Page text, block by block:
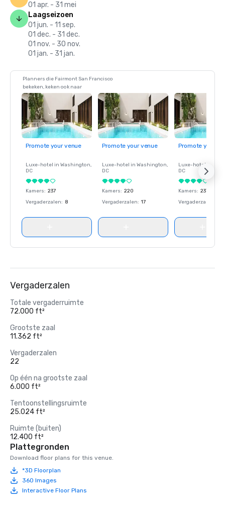
01 apr. - 31 mei
Laagseizoen
01 jun. - 11 sep.
01 dec. - 31 dec.
01 nov. - 30 nov.
01 jan. - 31 jan.
Planners die Fairmont San Francisco
bekeken, keken ook naar
Promote your venue
Luxe-hotel in Washington,
DC
Kamers: 237
Vergaderzalen: 8
Promote your venue
Luxe-hotel in Washington,
DC
Kamers: 220
Vergaderzalen: 17
Promote your
Luxe-hotel in
DC
Kamers: 237
Vergaderzalen
Vergaderzalen
Totale vergaderruimte
72.000 ft²
Grootste zaal
11.362 ft²
Vergaderzalen
22
Op één na grootste zaal
6.000 ft²
Tentoonstellingsruimte
25.024 ft²
Ruimte (buiten)
12.400 ft²
Plattegronden
Download floor plans for this venue.
*3D Floorplan
360 Images
Interactive Floor Plans